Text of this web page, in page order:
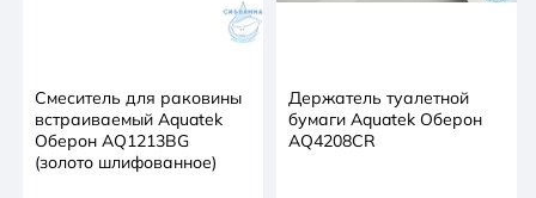
Смеситель для раковины
встраиваемый Aquatek
Оберон AQ1213BG
(золото шлифованное)
Держатель туалетной
бумаги Aquatek Оберон
AQ4208CR